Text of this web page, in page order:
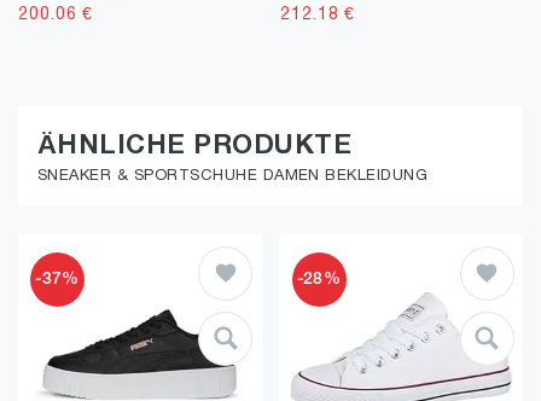
200.06 € 212.18 €
ÄHNLICHE PRODUKTE
SNEAKER & SPORTSCHUHE DAMEN BEKLEIDUNG
-37% -28%